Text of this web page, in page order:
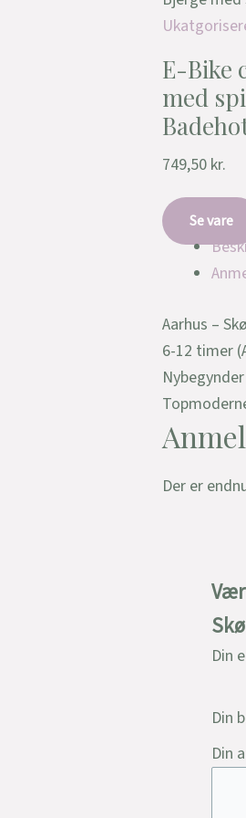
E-Bike
med
749,50 kr.
Se vare
Aarhus –
6-12 timer
Der er
Din
Din
Din